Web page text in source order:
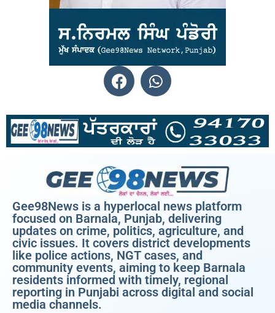
Gee98News is a hyperlocal news platform
focused on Barnala, Punjab, delivering
updates on crime, politics, agriculture, and
civic issues. It covers district developments
like police actions, NGT cases, and
community events, aiming to keep Barnala
residents informed with timely, regional
reporting in Punjabi across digital and social
media channels.